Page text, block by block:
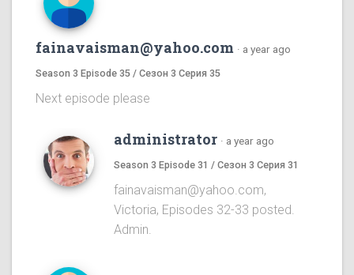
fainavaisman@yahoo.com · a year ago
Season 3 Episode 35 / Сезон 3 Серия 35
Next episode please
administrator · a year ago
Season 3 Episode 31 / Сезон 3 Серия 31
fainavaisman@yahoo.com,
Victoria, Episodes 32-33 posted.
Admin.